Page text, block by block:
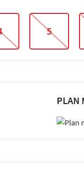
5
PLAN